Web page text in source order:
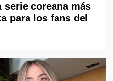
serie coreana más
para los fans del